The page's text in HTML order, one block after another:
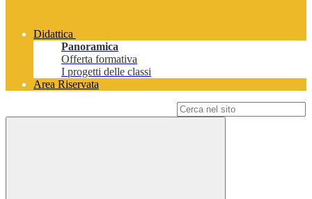
Didattica
Panoramica
Offerta formativa
I progetti delle classi
Area Riservata